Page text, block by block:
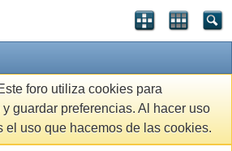
foro utiliza cookies para
guardar preferencias. Al hacer uso
el uso que hacemos de las cookies.